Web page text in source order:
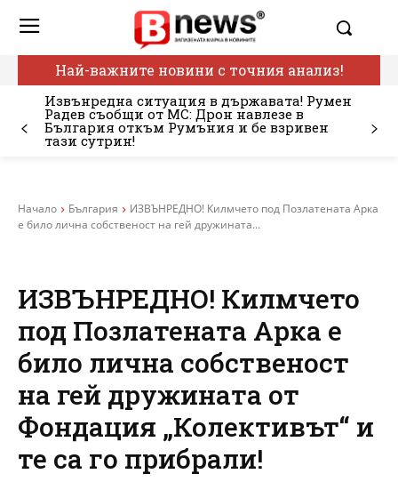
Най-важните новини с точния анализ!
Извънредна ситуация в държавата! Румен
Радев съобщи от МС: Дрон навлезе в
България откъм Румъния и бе взривен
тази сутрин!
Начало България
ИЗВЪНРЕДНО! Килмчето под Позлатената Арка
е било лична собственост на гей дружината...
ИЗВЪНРЕДНО! Килмчето
под Позлатената Арка е
било лична собственост
на гей дружината от
Фондация „Колективът“ и
те са го прибрали!